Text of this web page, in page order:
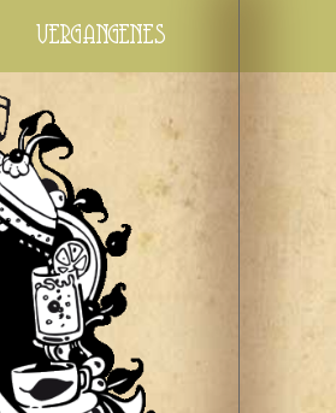
vergangenes